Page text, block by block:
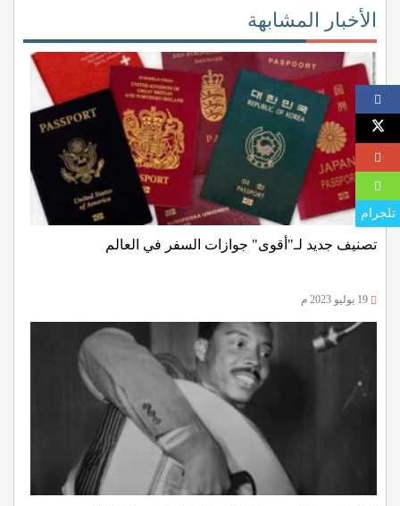
الأخبار المشابهة
تصنيف جديد لـ"أقوى" جوازات السفر في العالم
تلجرام